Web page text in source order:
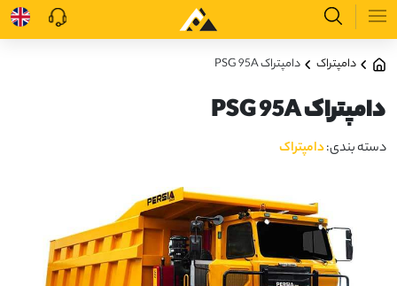
دامپتراک دامپتراک PSG 95A
دامپتراک PSG 95A
دسته بندی:دامپتراک